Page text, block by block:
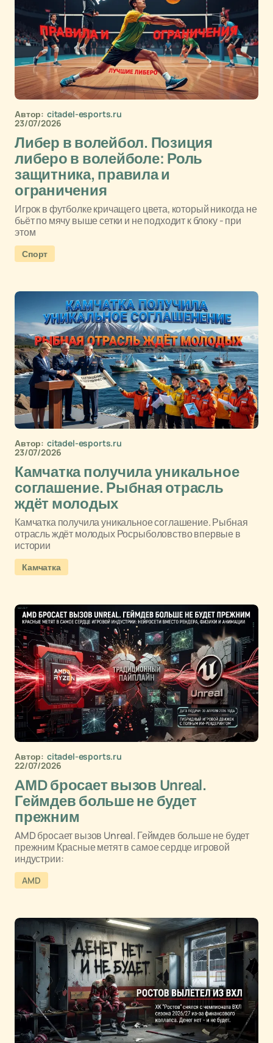
Автор: citadel-esports.ru
23/07/2026
Либер в волейбол. Позиция
либеро в волейболе: Роль
защитника, правила и
ограничения
Игрок в футболке кричащего цвета, который никогда не
бьёт по мячу выше сетки и не подходит к блоку - при
этом
Спорт
Автор: citadel-esports.ru
23/07/2026
Камчатка получила уникальное
соглашение. Рыбная отрасль
ждёт молодых
Камчатка получила уникальное соглашение. Рыбная
отрасль ждёт молодых Росрыболовство впервые в
истории
Камчатка
Автор: citadel-esports.ru
22/07/2026
AMD бросает вызов Unreal.
Геймдев больше не будет
прежним
AMD бросает вызов Unreal. Геймдев больше не будет
прежним Красные метят в самое сердце игровой
индустрии:
AMD